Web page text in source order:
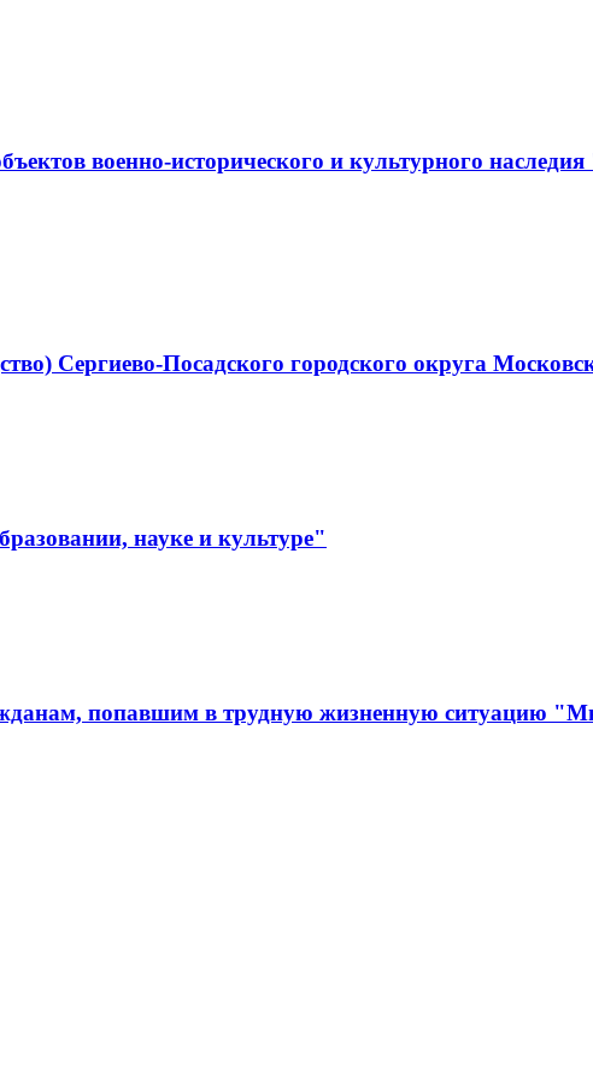
военно-исторического и культурного
Сергиево-Посадского городского округа
науке и культуре"
попавшим в трудную жизненную ситуацию